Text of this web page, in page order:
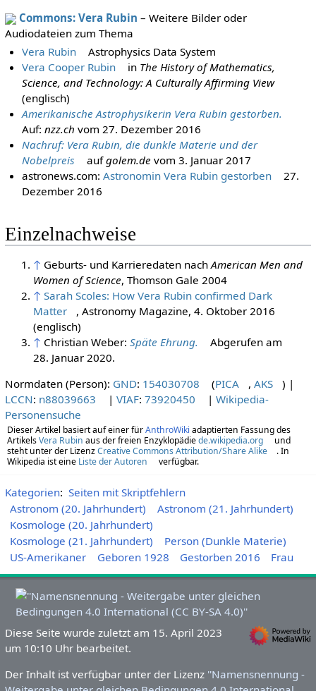
Commons: Vera Rubin – Weitere Bilder oder
Audiodateien zum Thema
Vera Rubin
Astrophysics Data System
Vera Cooper Rubin
in The History of Mathematics,
Science, and Technology: A Culturally Affirming View
(englisch)
Amerikanische Astrophysikerin Vera Rubin gestorben.
Auf:nzz.ch vom 27. Dezember 2016
Nachruf: Vera Rubin, die dunkle Materie und der
Nobelpreis
aufgolem.de vom 3. Januar 2017
astronews.com:Astronomin Vera Rubin gestorben
27.
Dezember 2016
Einzelnachweise
↑ Geburts- und Karrieredaten nach American Men and
Women of Science, Thomson Gale 2004
↑ Sarah Scoles: How Vera Rubin confirmed Dark
Matter
, Astronomy Magazine, 4. Oktober 2016
(englisch)
↑ Christian Weber: Späte Ehrung.
Abgerufen am
28. Januar 2020.
Normdaten (Person): GND: 154030708 (PICA , AKS ) |
LCCN: n88039663 | VIAF: 73920450 | Wikipedia-
Personensuche
Dieser Artikel basiert auf einer fürAnthroWiki adaptierten Fassung des
ArtikelsVera Rubin aus der freien Enzyklopädiede.wikipedia.org
und
steht unter der LizenzCreative Commons Attribution/Share Alike
. In
Wikipedia ist eine Liste der Autoren verfügbar.
Kategorien: Seiten mit Skriptfehlern
Astronom (20. Jahrhundert)
Astronom (21. Jahrhundert)
Kosmologe (20. Jahrhundert)
Kosmologe (21. Jahrhundert)
Person (Dunkle Materie)
US-Amerikaner
Geboren 1928 Gestorben 2016 Frau
Diese Seite wurde zuletzt am 15. April 2023
um 10:10 Uhr bearbeitet.
Der Inhalt ist verfügbar unter der Lizenz ''Namensnennung -